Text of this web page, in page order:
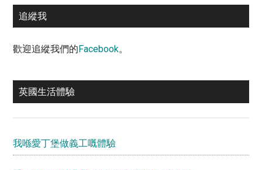
追縱我
歡迎追縱我們的 Facebook。
英國生活體驗
我喺愛丁堡做義工嘅體驗